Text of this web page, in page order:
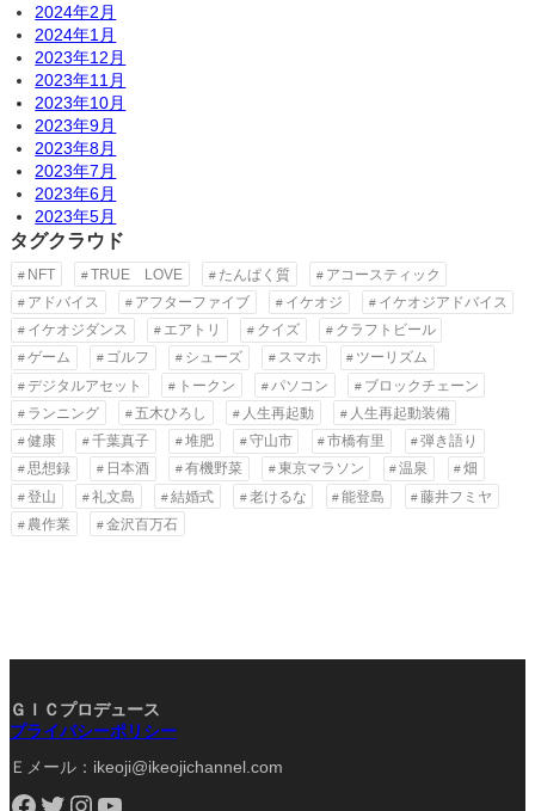
2024年2月
2024年1月
2023年12月
2023年11月
2023年10月
2023年9月
2023年8月
2023年7月
2023年6月
2023年5月
タグクラウド
NFT TRUE LOVE たんぱく質
アコースティック
アドバイス
アフターファイブ イケオジ
イケオジアドバイス
イケオジダンス
エアトリ クイズ
クラフトビール
ゲーム
ゴルフ シューズ スマホ
ツーリズム
デジタルアセット
トークン パソコン
ブロックチェーン
ランニング
五木ひろし 人生再起動
人生再起動装備
健康
千葉真子 堆肥 守山市 市橋有里
弾き語り
思想録
日本酒 有機野菜 東京マラソン 温泉
畑
登山
礼文島 結婚式 老けるな 能登島
藤井フミヤ
農作業
金沢百万石
ＧＩＣプロデュース
プライバシーポリシー
Ｅメール：ikeoji@ikeojichannel.com
Facebook Twitter Instagram YouTube